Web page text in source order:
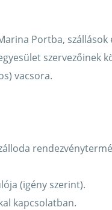
Portba, szállások
szervezőinek
vacsora.
(igény szerint).
kapcsolatban.